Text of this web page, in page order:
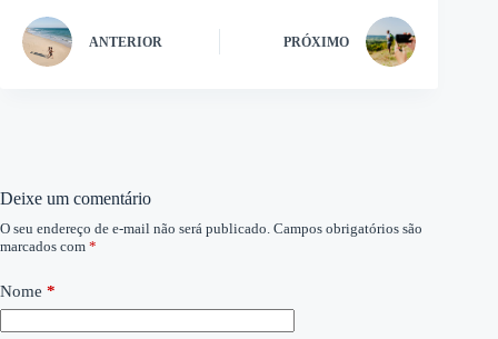
ANTERIOR PRÓXIMO
Deixe um comentário
O seu endereço de e-mail não será publicado. Campos obrigatórios são
marcados com *
Nome *